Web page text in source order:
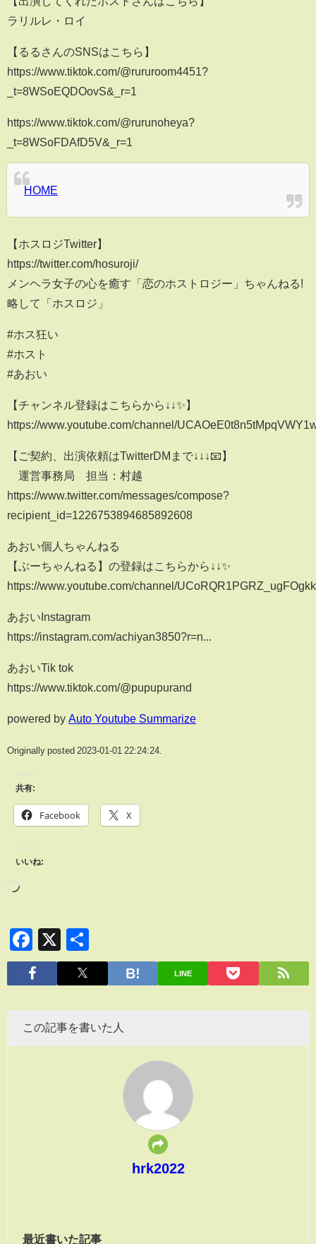
ラリルレ・ロイ
【るるさんのSNSはこちら】
https://www.tiktok.com/@rururoom4451?
_t=8WSoEQDOovS&_r=1
https://www.tiktok.com/@rurunoheya?
_t=8WSoFDAfD5V&_r=1
HOME
【ホスロジTwitter】
https://twitter.com/hosuroji/
メンヘラ女子の心を癒す「恋のホストロジー」ちゃんねる!
略して「ホスロジ」
#ホス狂い
#ホスト
#あおい
【チャンネル登録はこちらから↓↓✨】
https://www.youtube.com/channel/
【ご契約、出演依頼はTwitterDMまで↓↓↓📧】
運営事務局 担当：村越
https://www.twitter.com/messages/compose?
recipient_id=1226753894685892608
あおい個人ちゃんねる
【ぶーちゃんねる】の登録はこちらから↓↓✨
https://www.youtube.com/channel/
あおいInstagram
https://instagram.com/achiyan3850?r=n...
あおいTik tok
https://www.tiktok.com/@pupupurand
powered by Auto Youtube Summarize
Originally posted 2023-01-01 22:24:24.
共有:
Facebook X
いいね:
Facebook
X
有
LINE
この記事を書いた人
hrk2022
最近書いた記事